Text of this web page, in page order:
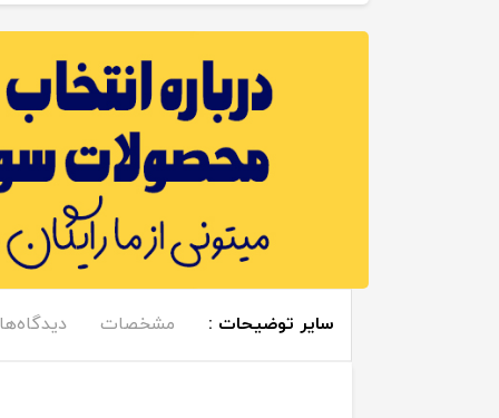
سایر توضیحات : مشخصات دیدگاه‌ها